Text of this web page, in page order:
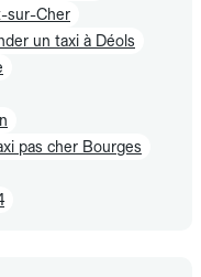
sur-Cher
un taxi à Déols
pas cher Bourges